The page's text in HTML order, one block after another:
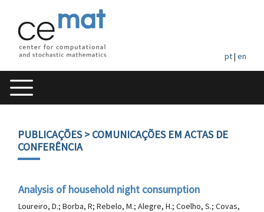
pt| en
PUBLICAÇÕES> COMUNICAÇÕES EM ACTAS DE
CONFERÊNCIA
Analysis of household night consumption
Loureiro, D.; Borba, R; Rebelo, M.; Alegre, H.; Coelho, S.; Covas,